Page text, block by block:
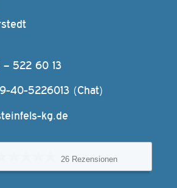
522 60 13
40-5226013 (Chat)
kg.de
26 Rezensionen